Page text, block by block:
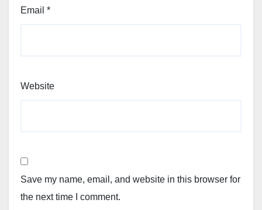
Email *
Website
Save my name, email, and website in this browser for
the next time I comment.